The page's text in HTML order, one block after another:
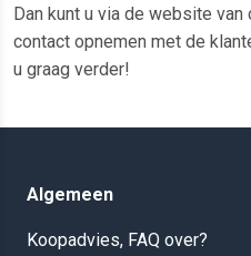
Dan kunt u via de website
contact opnemen met de
u graag verder!
Algemeen
Koopadvies, FAQ over?